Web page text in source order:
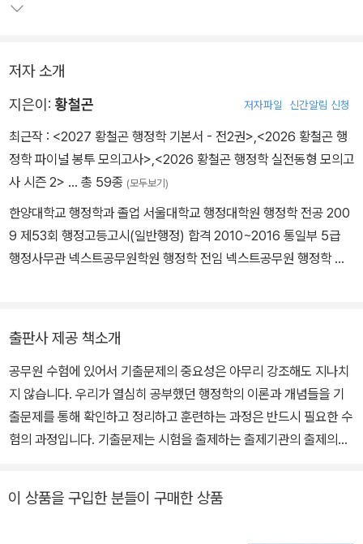
행정학의 개념들을 수험적합적으로 학습하고 정리하는 데 큰 도움을
여기에 더해 국회, 경찰, 행정사 등 추가적인 도움을 줄 수 있는 기타
출제기관들의 기출문제 700제를 ‘PLUS문제’로 묶어 진도별로 배
는 예상논점들을 담고 있는 소중한 자료다. PLUS문제까지 여러 번
반복하여 정리한다면 어떤 시험에도 합격에 지장이 없는 점수를 획득
할 수 있을 것이다.
저자 소개
지은이: 황철곤 저자파일 신간알림 신청
최근작 : <2027 황철곤 행정학 기본서 - 전2권>,<2026 황철곤 행
정학 파이널 봉투 모의고사>,<2026 황철곤 행정학 실전동형 모의고
사 시즌 2> … 총 59종 (모두보기)
한양대학교 행정학과 졸업 서울대학교 행정대학원 행정학 전공 200
9 제53회 행정고등고시(일반행정) 합격 2010~2016 통일부 5급
행정사무관 넥스트공무원학원 행정학 전임 넥스트공무원 행정학 전
출판사 제공 책소개
공무원 수험에 있어서 기출문제의 중요성은 아무리 강조해도 지나치
지 않습니다. 우리가 열심히 공부했던 행정학의 이론과 개념들을 기
출문제를 통해 확인하고 정리하고 훈련하는 과정은 반드시 필요한 수
험의 과정입니다. 기출문제는 시험을 출제하는 출제기관의 출제의도
엇인지, 개념을 어떤 식으로 확인하는지, 응용능력을 어떻게 체크하
이 상품을 구입한 분들이 구매한 상품